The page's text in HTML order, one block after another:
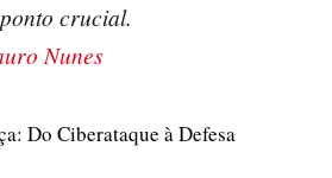
crucial.
Nunes
Do Ciberataque à Defesa